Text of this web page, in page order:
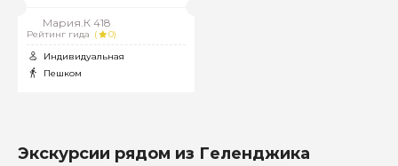
Мария.К 418
Рейтинг гида (
0)
Индивидуальная
Пешком
Экскурсии рядом из Геленджика